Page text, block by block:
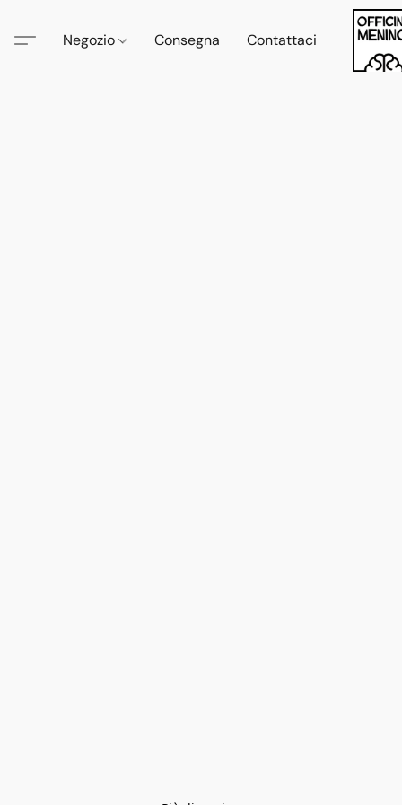
Negozio Consegna Contattaci